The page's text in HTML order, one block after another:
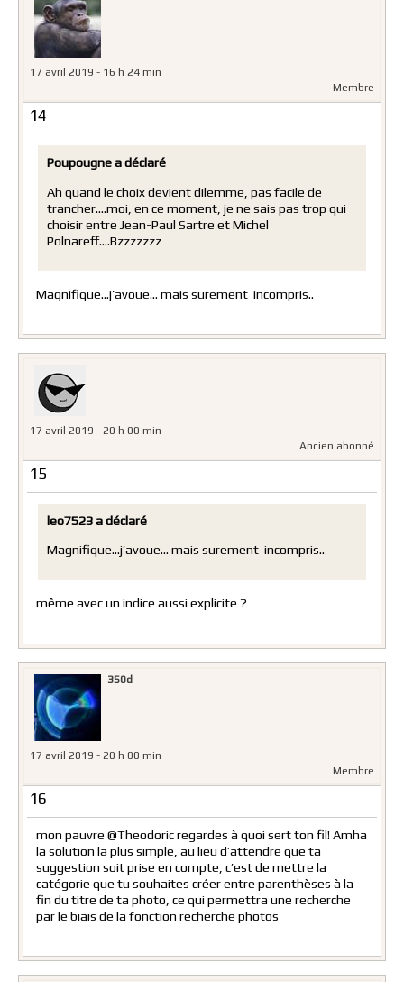
17 avril 2019 - 16 h 24 min
Membre
14
Poupougne a déclaré
Ah quand le choix devient dilemme, pas facile de
trancher….moi, en ce moment, je ne sais pas trop qui
choisir entre Jean-Paul Sartre et Michel
Polnareff….Bzzzzzzz
Magnifique…j’avoue… mais surement incompris..
17 avril 2019 - 20 h 00 min
Ancien abonné
15
leo7523 a déclaré
Magnifique…j’avoue… mais surement incompris..
même avec un indice aussi explicite ?
350d
17 avril 2019 - 20 h 00 min
Membre
16
mon pauvre @Theodoric regardes à quoi sert ton fil! Amha
la solution la plus simple, au lieu d’attendre que ta
suggestion soit prise en compte, c’est de mettre la
catégorie que tu souhaites créer entre parenthèses à la
fin du titre de ta photo, ce qui permettra une recherche
par le biais de la fonction recherche photos